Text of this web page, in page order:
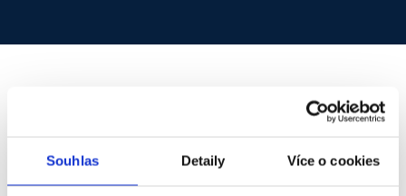
Souhlas Detaily Více o cookies
Christopher Svitok, absolvent NEWTON University,
Hackathone. Spolu s medzinárodným tímom riešil
konkrétne výzvy v oblasti zdravotníctva.